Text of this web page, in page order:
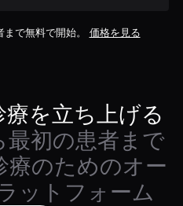
で無料で開始。 価格を見る
を立ち上げる
初の患者まで
のためのオー
ットフォーム